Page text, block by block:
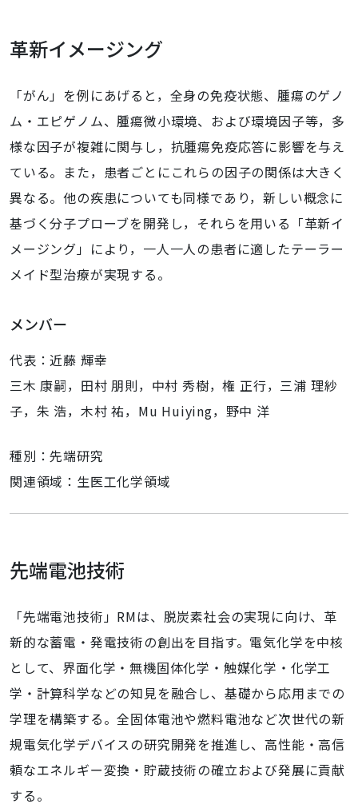
革新イメージング
「がん」を例にあげると，全身の免疫状態、腫瘍のゲノ
ム・エピゲノム、腫瘍微小環境、および環境因子等，多
様な因子が複雑に関与し，抗腫瘍免疫応答に影響を与え
ている。また，患者ごとにこれらの因子の関係は大きく
異なる。他の疾患についても同様であり，新しい概念に
基づく分子プローブを開発し，それらを用いる「革新イ
メージング」により，一人一人の患者に適したテーラー
メイド型治療が実現する。
メンバー
代表：近藤 輝幸
三木 康嗣，田村 朋則，中村 秀樹，権 正行，三浦 理紗
子，朱 浩，木村 祐，Mu Huiying，野中 洋
種別：先端研究
関連領域：生医工化学領域
先端電池技術
「先端電池技術」RMは、脱炭素社会の実現に向け、革
新的な蓄電・発電技術の創出を目指す。電気化学を中核
として、界面化学・無機固体化学・触媒化学・化学工
学・計算科学などの知見を融合し、基礎から応用までの
学理を構築する。全固体電池や燃料電池など次世代の新
規電気化学デバイスの研究開発を推進し、高性能・高信
頼なエネルギー変換・貯蔵技術の確立および発展に貢献
する。